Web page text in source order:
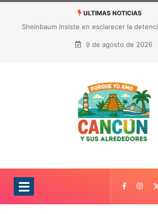
ULTIMAS NOTICIAS
¿Quién es Galita Ari y por qué acusa a RoRo
La polémica que sacude las redes
9 de agosto de 2026